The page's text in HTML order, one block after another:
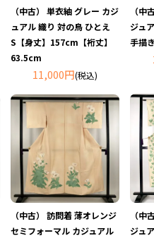
（中古） 単衣紬 グレー カジ
ュアル 織り 対の鳥 ひとえ
S【身丈】157cm【裄丈】
63.5cm
11,000円(税込)
（中
ジュ
手描
（中古） 訪問着 薄オレンジ
セミフォーマル カジュアル
（中
ジュ